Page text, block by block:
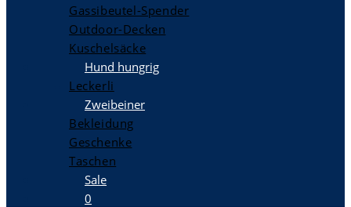
Gassibeutel-Spender
Outdoor-Decken
Kuschelsäcke
Hund hungrig
Leckerli
Zweibeiner
Bekleidung
Geschenke
Taschen
Sale
0